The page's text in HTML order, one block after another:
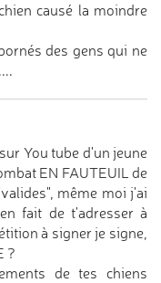
causé la moindre
des gens qui ne
You tube d'un jeune
EN FAUTEUIL de
même moi j'ai
fait de t'adresser à
à signer je signe,
?
de tes chiens